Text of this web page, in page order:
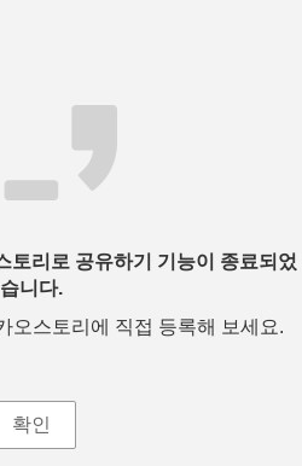
토리로 공유하기 기능이 종료되었
습니다.
오스토리에 직접 등록해 보세요.
확인